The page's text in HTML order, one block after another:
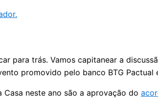
para trás. Vamos capitanear a
promovido pelo banco BTG Pactual
neste ano são a aprovação do